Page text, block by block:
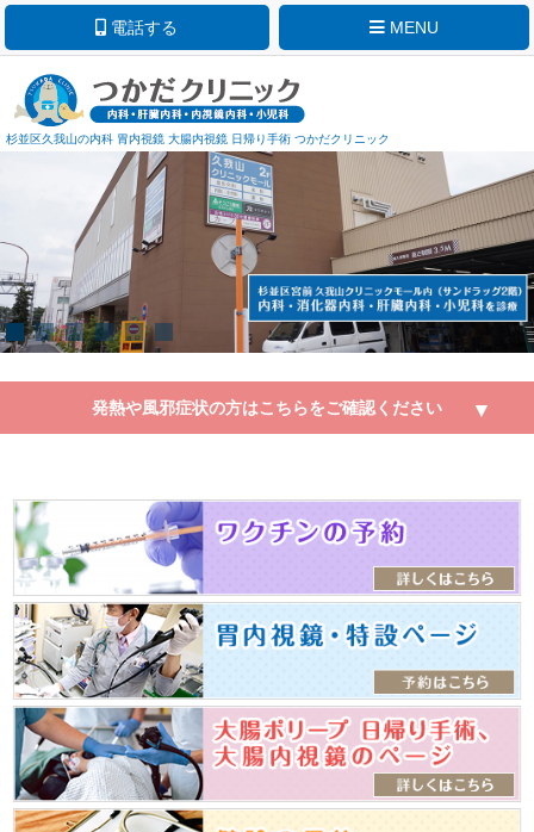
電話する MENU
杉並区久我山の内科 胃内視鏡 大腸内視鏡 日帰り手術 つかだクリニック
発熱や風邪症状の方はこちらをご確認ください
当院では下記いずれかに1つでも該当がある場合、ご来院前
に看護師による電話問診を行います。
5日以内に37.5℃以上の発熱もしくは平熱より1℃
以上高い熱がある場合（測定できていない方も含
まれます）
解熱作用のある薬を服用している場合（処方薬・
市販薬問わず 例：ロキソニン・カロナール・タ
イレノール・イブ・バファリンなど）
ご自身に風症状があり かつ同居人や身近な人が
発熱またはインフル・コロナ陽性である場合（学